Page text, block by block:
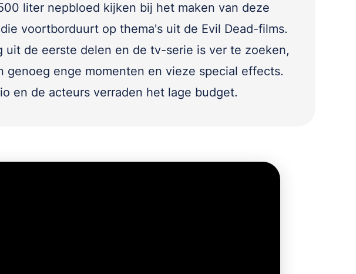
liter nepbloed kijken bij het maken van deze
voortborduurt op thema's uit de Evil Dead-films.
uit de eerste delen en de tv-serie is ver te zoeken,
genoeg enge momenten en vieze special effects.
en de acteurs verraden het lage budget.